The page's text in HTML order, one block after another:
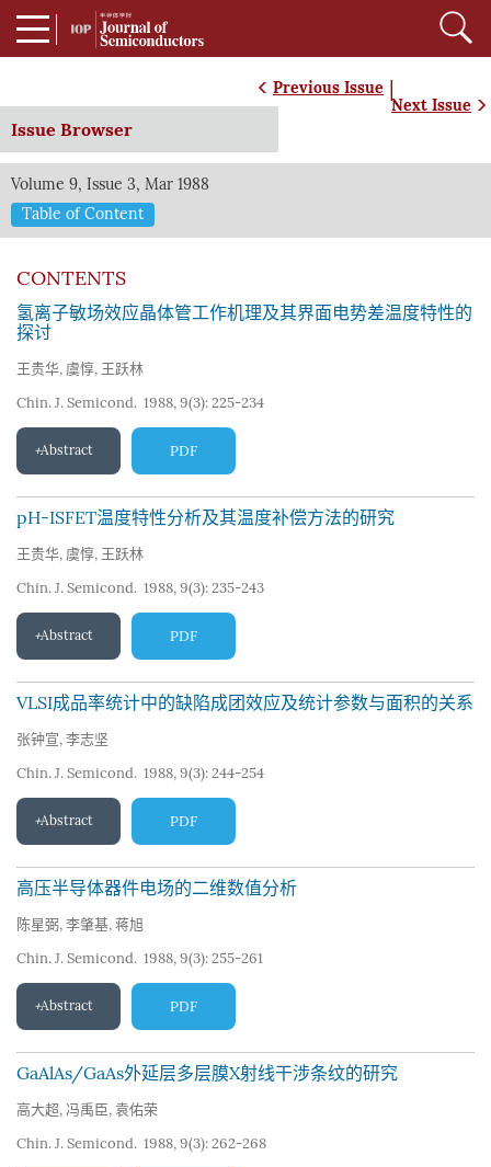
Previous Issue |
Next Issue
Issue Browser
Volume 9, Issue 3, Mar 1988
Table of Content
CONTENTS
氢离子敏场效应晶体管工作机理及其界面电势差温度特性的
探讨
王贵华, 虞惇, 王跃林
Chin. J. Semicond. 1988, 9(3): 225-234
Abstract PDF
pH-ISFET温度特性分析及其温度补偿方法的研究
王贵华, 虞惇, 王跃林
Chin. J. Semicond. 1988, 9(3): 235-243
Abstract PDF
VLSI成品率统计中的缺陷成团效应及统计参数与面积的关系
张钟宣, 李志坚
Chin. J. Semicond. 1988, 9(3): 244-254
Abstract PDF
高压半导体器件电场的二维数值分析
陈星弼, 李肇基, 蒋旭
Chin. J. Semicond. 1988, 9(3): 255-261
Abstract PDF
GaAlAs/GaAs外延层多层膜X射线干涉条纹的研究
高大超, 冯禹臣, 袁佑荣
Chin. J. Semicond. 1988, 9(3): 262-268